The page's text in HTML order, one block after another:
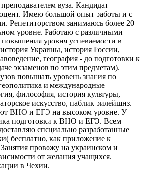
вуза. Кандидат
Имею большой опыт работы и с
Репетиторством занимаюсь более 20
уровне. Работаю с различными
уровня успеваемости в
Украины, история России,
география - до подготовки к
экзаменов по этим предметам).
повышать уровень знания по
и международные
философия, история культуры,
искусство, паблик рилейшнз.
ВНО и ЕГЭ на высоком уровне. У
подготовки к ВНО и ЕГЭ. Всем
специально разработанные
бесплатно, как приложение к
провожу на украинском и
от желания учащихся.
в Чехии.